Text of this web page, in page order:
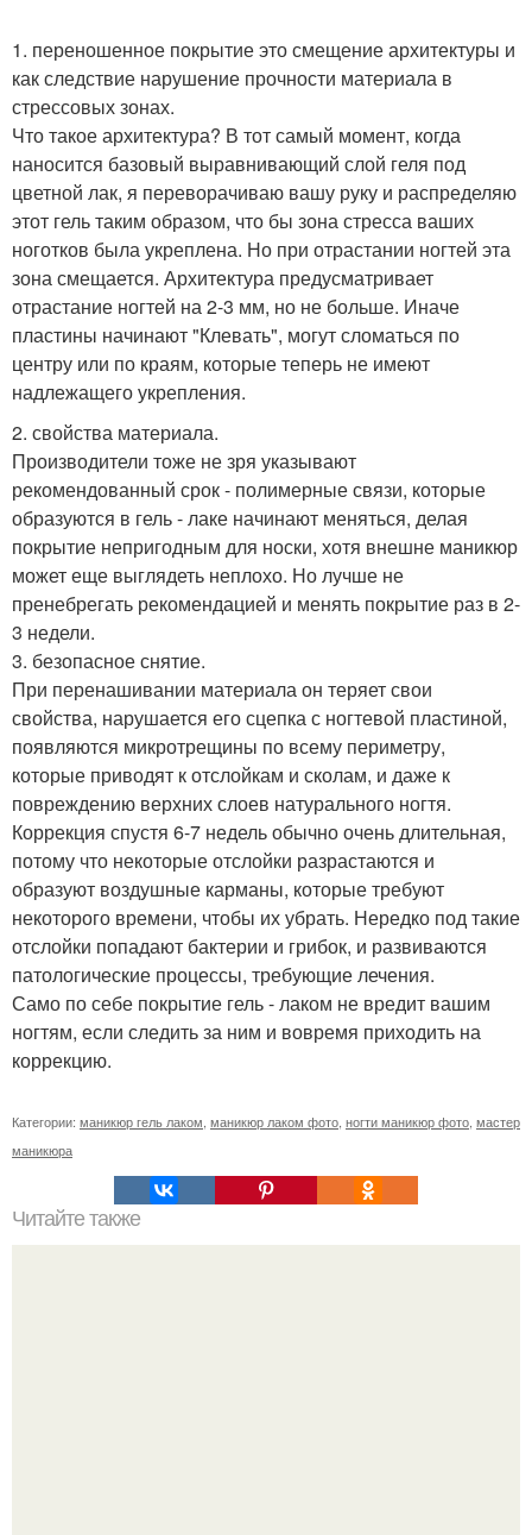
1. переношенное покрытие это смещение архитектуры и
как следствие нарушение прочности материала в
стрессовых зонах.
Что такое архитектура? В тот самый момент, когда
наносится базовый выравнивающий слой геля под
цветной лак, я переворачиваю вашу руку и распределяю
этот гель таким образом, что бы зона стресса ваших
ноготков была укреплена. Но при отрастании ногтей эта
зона смещается. Архитектура предусматривает
отрастание ногтей на 2-3 мм, но не больше. Иначе
пластины начинают "Клевать", могут сломаться по
центру или по краям, которые теперь не имеют
надлежащего укрепления.
2. свойства материала.
Производители тоже не зря указывают
рекомендованный срок - полимерные связи, которые
образуются в гель - лаке начинают меняться, делая
покрытие непригодным для носки, хотя внешне маникюр
может еще выглядеть неплохо. Но лучше не
пренебрегать рекомендацией и менять покрытие раз в 2-
3 недели.
3. безопасное снятие.
При перенашивании материала он теряет свои
свойства, нарушается его сцепка с ногтевой пластиной,
появляются микротрещины по всему периметру,
которые приводят к отслойкам и сколам, и даже к
повреждению верхних слоев натурального ногтя.
Коррекция спустя 6-7 недель обычно очень длительная,
потому что некоторые отслойки разрастаются и
образуют воздушные карманы, которые требуют
некоторого времени, чтобы их убрать. Нередко под такие
отслойки попадают бактерии и грибок, и развиваются
патологические процессы, требующие лечения.
Само по себе покрытие гель - лаком не вредит вашим
ногтям, если следить за ним и вовремя приходить на
коррекцию.
Категории: маникюр гель лаком маникюр лаком фото ногти маникюр фото мастер
маникюра
Читайте также